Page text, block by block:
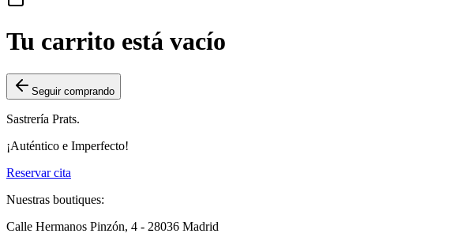
Tu carrito está vacío
Seguir comprando
Sastrería Prats.
¡Auténtico e Imperfecto!
Reservar cita
Nuestras boutiques:
Calle Hermanos Pinzón, 4 - 28036 Madrid